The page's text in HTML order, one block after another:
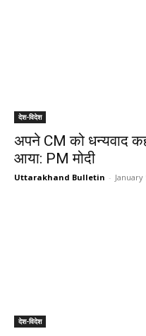
देश-विदेश
अपने CM को धन्यवाद
आया: PM मोदी
Uttarakhand Bulletin - January
देश-विदेश